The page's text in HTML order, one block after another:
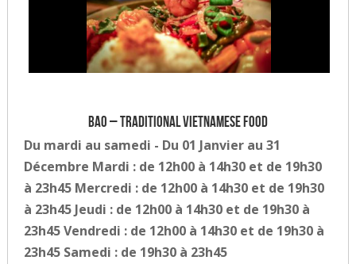
Bao – Traditional Vietnamese Food
Du mardi au samedi - Du 01 Janvier au 31
Décembre Mardi : de 12h00 à 14h30 et de 19h30
à 23h45 Mercredi : de 12h00 à 14h30 et de 19h30
à 23h45 Jeudi : de 12h00 à 14h30 et de 19h30 à
23h45 Vendredi : de 12h00 à 14h30 et de 19h30 à
23h45 Samedi : de 19h30 à 23h45